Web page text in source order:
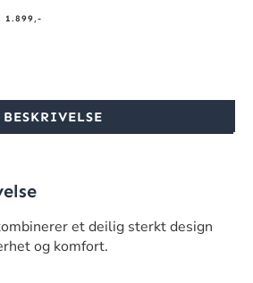
1.899,-
BESKRIVELSE
et deilig sterkt design
og komfort.